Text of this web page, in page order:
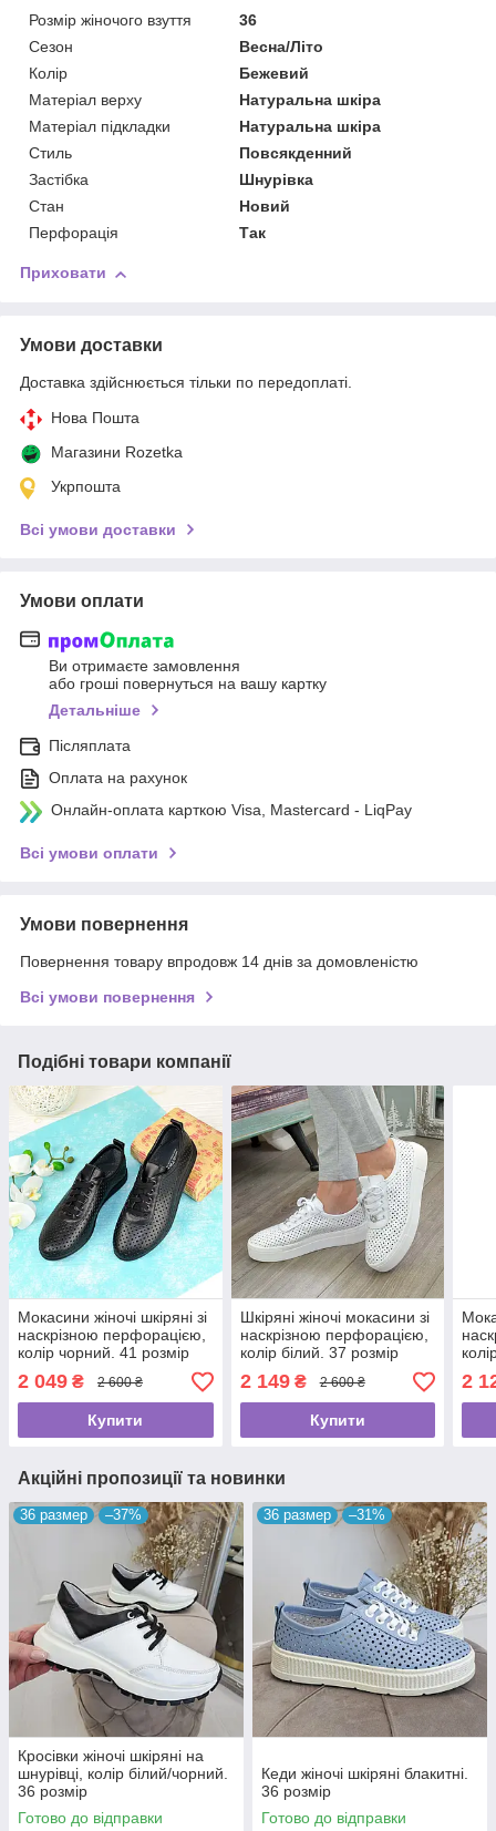
Розмір жіночого взуття
36
Сезон
Весна/Літо
Колір
Бежевий
Матеріал верху
Натуральна шкіра
Матеріал підкладки
Натуральна шкіра
Стиль
Повсякденний
Застібка
Шнурівка
Стан
Новий
Перфорація
Так
Приховати
Умови доставки
Доставка здійснюється тільки по передоплаті.
Нова Пошта
Магазини Rozetka
Укрпошта
Всі умови доставки
Умови оплати
Ви отримаєте замовлення
або гроші повернуться на вашу картку
Детальніше
Післяплата
Оплата на рахунок
Онлайн-оплата карткою Visa, Mastercard - LiqPay
Всі умови оплати
Умови повернення
Повернення товару впродовж 14 днів за домовленістю
Всі умови повернення
Подібні товари компанії
Мокасини жіночі шкіряні зі
наскрізною перфорацією,
колір чорний. 41 розмір
2 049 ₴ 2 600 ₴
Купити
Шкіряні жіночі мокасини зі
наскрізною перфорацією,
колір білий. 37 розмір
2 149₴ 2 600 ₴
Купити
2
Акційні пропозиції та новинки
36 размер –37%
Кросівки жіночі шкіряні на
шнурівці, колір білий/чорний.
36 розмір
Готово до відправки
36 размер –31%
Кеди жіночі шкіряні блакитні.
36 розмір
Готово до відправки